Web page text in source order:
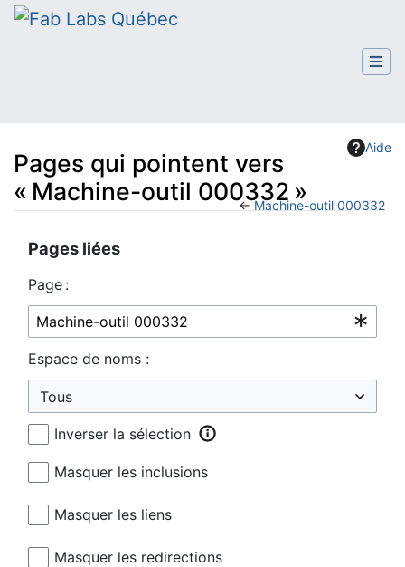
Aide
Pages qui pointent vers
« Machine-outil 000332 »
←Machine-outil 000332
Pages liées
Page :
Espace de noms :
Inverser la sélection
Masquer les inclusions
Masquer les liens
Masquer les redirections